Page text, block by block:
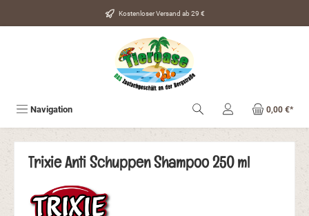
Kostenloser Versand ab 29 €
Navigation 0,00 €*
Trixie Anti Schuppen Shampoo 250 ml